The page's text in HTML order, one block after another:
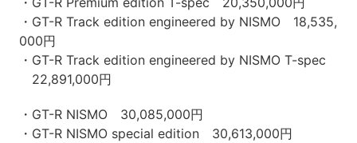
・GT-R Track edition engineered by NISMO 18,535,
000円
・GT-R Track edition engineered by NISMO T-spec
22,891,000円
・GT-R NISMO 30,085,000円
・GT-R NISMO special edition 30,613,000円